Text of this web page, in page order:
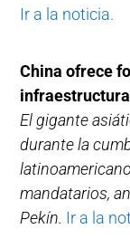
Ir a la noticia.
China ofrece
El gigante
durante la
mandatarios,
Pekín. Ir a la